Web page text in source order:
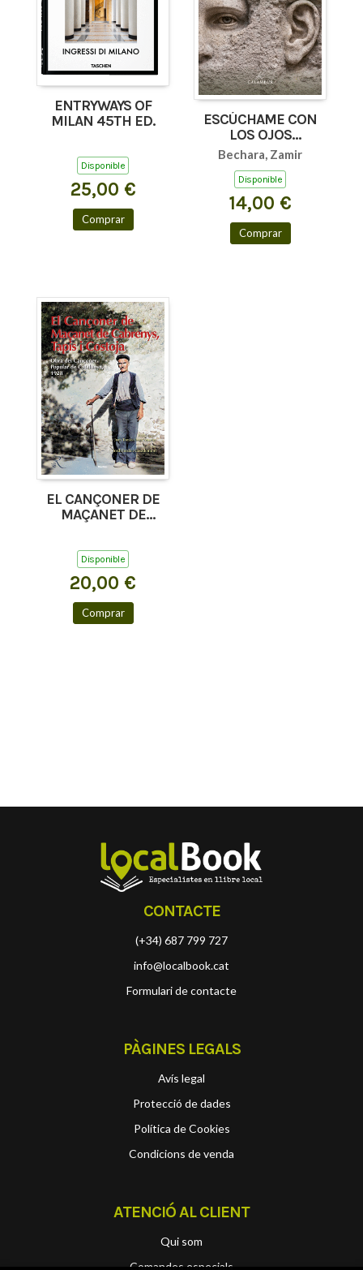
ENTRYWAYS OF
MILAN 45TH ED.
Disponible
25,00 €
Comprar
ESCÚCHAME CON
LOS OJOS
(AFORISMOS Y
TEXTOS BREVES)
Bechara, Zamir
Disponible
14,00 €
Comprar
EL CANÇONER DE
MAÇANET DE
Disponible
20,00 €
Comprar
CONTACTE
(+34) 687 799 727
info@localbook.cat
Formulari de contacte
PÀGINES LEGALS
Avís legal
Protecció de dades
Política de Cookies
Condicions de venda
ATENCIÓ AL CLIENT
Qui som
Comandes especials